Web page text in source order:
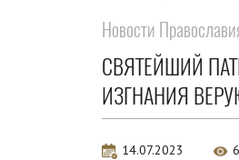
Новости
СВЯТЕЙШИЙ
ИЗГНАНИЯ
14.07.2023